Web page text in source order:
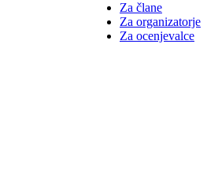
Za člane
Za organizatorje
Za ocenjevalce